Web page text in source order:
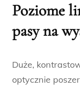
Poziome
pasy na
Duże,
optycznie